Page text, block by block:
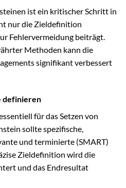
ist ein kritischer Schritt in
nur die Zieldefinition
Fehlervermeidung beiträgt.
Methoden kann die
signifikant verbessert
definieren
für das Setzen von
sollte spezifische,
und terminierte (SMART)
Zieldefinition wird die
und das Endresultat